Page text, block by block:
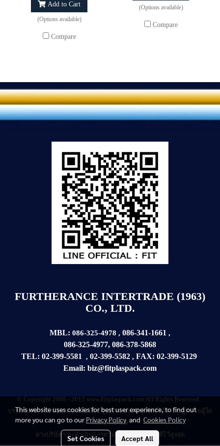
Add to Cart
(Options available)
Compare
(Options available)
Compare
FURTHERANCE INTERTRADE (1963)
CO., LTD.
MBL: 086-325-4978 , 086-341-1661 ,
086-325-4977, 086-378-5868
TEL: 02-399-5581 , 02-399-5582 , FAX: 02-399-5129
Email: biz@fitplaspack.com
© Copyright 2008 - 2015 www.Fitplaspack.com All Rights Reserved.
บรรดาบทความข้อความข้อเขียน รูปภาพ ขอสงวนสิทธิ์ไว้ตามกฏหมายผู้ใด
กระทำละเมิด
ทางบริษัทฯ จะดำเนินการตามที่กฏหมายบัญญัติไว้สูงสุด
This website uses cookies for best user experience, to find out
more you can go to our Privacy Policyand Cookies Policy
Set Cookies Accept All